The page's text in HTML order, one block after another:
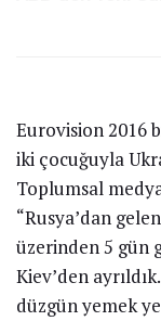
Eurovision 2016
iki çocuğuyla
Toplumsal
“Rusya’dan
üzerinden 5 gün
Kiev’den
düzgün yemek